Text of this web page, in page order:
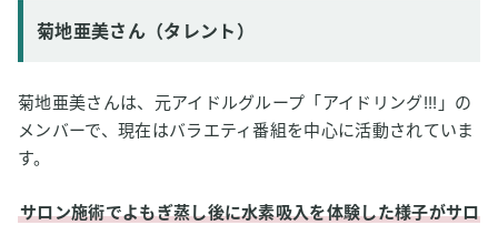
菊地亜美さん（タレント）
菊地亜美さんは、元アイドルグループ「アイドリング!!!」の
メンバーで、現在はバラエティ番組を中心に活動されていま
す。
サロン施術でよもぎ蒸し後に水素吸入を体験した様子がサロ